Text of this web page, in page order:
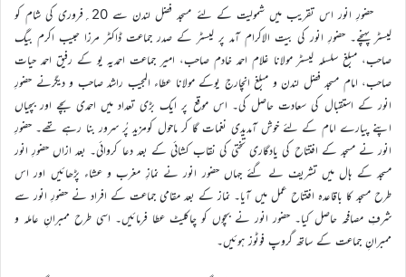
حضورِ انور اس تقریب میں شمولیت کے لئے مسجد فضل لندن سے 20؍فروری کی شام کو
لیسٹر پہنچے۔ حضورِ انور کی بیت الاکرام آمد پر لیسٹر کے صدر جماعت ڈاکٹر مرزا حبیب اکرم بیگ
صاحب، مبلغ سلسلہ لیسٹر مولانا غلام احمد خادم صاحب، امیر جماعت احمدیہ یو کے رفیق احمد حیات
صاحب، امام مسجد فضل لندن و مبلغ انچارج یوکے مولانا عطاء المجیب راشد صاحب و دیگرنے حضورِ
انور کے استقبال کی سعادت حاصل کی۔ اس موقع پر ایک بڑی تعداد میں احمدی بچے اور بچیاں
اپنے پیارے امام کے لئے خوش آمدیدی نغمات گا کر ماحول کومزید پُر سرور بنا رہے تھے۔ حضورِ
انور نے مسجد کے افتتاح کی یادگاری تختی کی نقاب کشائی کے بعد دعا کروائی۔ بعد ازاں حضورِ انور
مسجد کے ہال میں تشریف لے گئے جہاں حضور انور نے نمازِ مغرب و عشاء پڑھائیں اور اس
طرح مسجد کا باقاعدہ افتتاح عمل میں آیا۔ نماز کے بعد مقامی جماعت کے افراد نے حضورِ انور سے
شرفِ مصافحہ حاصل کیا۔ حضور انور نے بچوں کو چاکلیٹ عطا فرمائیں۔ اسی طرح ممبرانِ عاملہ و
ممبرانِ جماعت کے ساتھ گروپ فوٹوز ہوئیں۔